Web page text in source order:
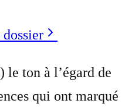
le ton à l’égard de
qui ont marqué